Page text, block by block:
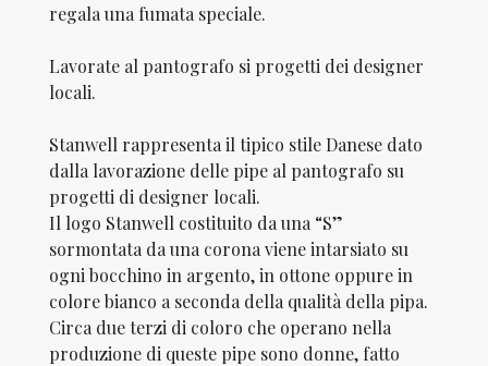
regala una fumata speciale.
Lavorate al pantografo si progetti dei designer
locali.
Stanwell rappresenta il tipico stile Danese dato
dalla lavorazione delle pipe al pantografo su
progetti di designer locali.
Il logo Stanwell costituito da una “S”
sormontata da una corona viene intarsiato su
ogni bocchino in argento, in ottone oppu­re in
colore bianco a seconda della qualità della pipa.
Circa due terzi di coloro che operano nella
produzione di queste pipe sono donne, fatto